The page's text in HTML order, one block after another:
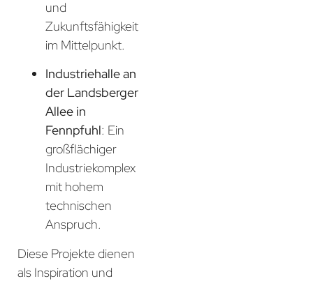
und
Zukunftsfähigkeit
im Mittelpunkt.
Industriehalle an
der Landsberger
Allee in
Fennpfuhl: Ein
großflächiger
Industriekomplex
mit hohem
technischen
Anspruch.
Diese Projekte dienen
als Inspiration und